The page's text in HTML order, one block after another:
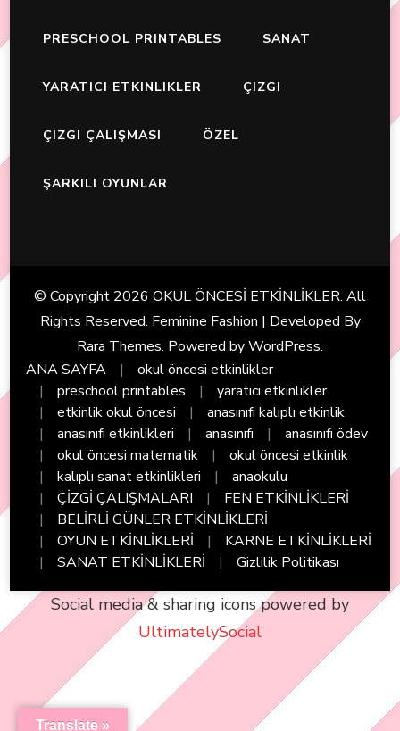
PRESCHOOL PRINTABLES SANAT
YARATICI ETKINLIKLER ÇIZGI
ÇIZGI ÇALIŞMASI ÖZEL
ŞARKILI OYUNLAR
© Copyright 2026 OKUL ÖNCESİ ETKİNLİKLER. All
Rights Reserved. Feminine Fashion | Developed By
Rara Themes. Powered byWordPress.
ANA SAYFA
okul öncesi etkinlikler
preschool printables
yaratıcı etkinlikler
etkinlik okul öncesi
anasınıfı kalıplı etkinlik
anasınıfı etkinlikleri
anasınıfı
anasınıfı ödev
okul öncesi matematik
okul öncesi etkinlik
kalıplı sanat etkinlikleri
anaokulu
ÇİZGİ ÇALIŞMALARI
FEN ETKİNLİKLERİ
BELİRLİ GÜNLER ETKİNLİKLERİ
OYUN ETKİNLİKLERİ
KARNE ETKİNLİKLERİ
SANAT ETKİNLİKLERİ
Gizlilik Politikası
Translate »
Social media & sharing icons powered by
UltimatelySocial